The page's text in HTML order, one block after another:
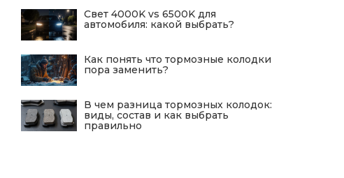
Свет 4000K vs 6500K для
автомобиля: какой выбрать?
Как понять что тормозные колодки
пора заменить?
В чем разница тормозных колодок:
виды, состав и как выбрать
правильно